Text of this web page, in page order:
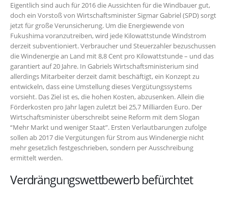
Eigentlich sind auch für 2016 die Aussichten für die Windbauer gut,
doch ein Vorstoß von Wirtschaftsminister Sigmar Gabriel (SPD) sorgt
jetzt für große Verunsicherung. Um die Energiewende von
Fukushima voranzutreiben, wird jede Kilowattstunde Windstrom
derzeit subventioniert. Verbraucher und Steuerzahler bezuschussen
die Windenergie an Land mit 8,8 Cent pro Kilowattstunde – und das
garantiert auf 20 Jahre. In Gabriels Wirtschaftsministerium sind
allerdings Mitarbeiter derzeit damit beschäftigt, ein Konzept zu
entwickeln, dass eine Umstellung dieses Vergütungssystems
vorsieht. Das Ziel ist es, die hohen Kosten, abzusenken. Allein die
Förderkosten pro Jahr lagen zuletzt bei 25,7 Milliarden Euro. Der
Wirtschaftsminister überschreibt seine Reform mit dem Slogan
“Mehr Markt und weniger Staat”. Ersten Verlautbarungen zufolge
sollen ab 2017 die Vergütungen für Strom aus Windenergie nicht
mehr gesetzlich festgeschrieben, sondern per Ausschreibung
ermittelt werden.
Verdrängungswettbewerb befürchtet